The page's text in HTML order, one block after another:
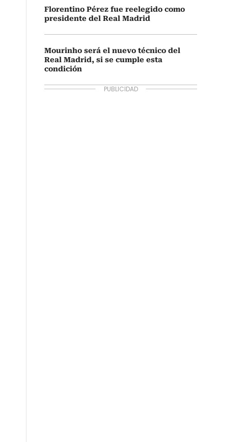
Florentino Pérez fue reelegido como
presidente del Real Madrid
Mourinho será el nuevo técnico del
Real Madrid, si se cumple esta
condición